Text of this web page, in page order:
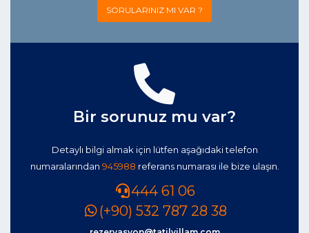
SORULARINIZ MI VAR ?
Bir sorunuz mu var?
Detaylı bilgi almak için lütfen aşağıdaki telefon
numaralarından 945988 referans numarası ile bize ulaşın.
444 61 06
(+90) 532 787 28 38